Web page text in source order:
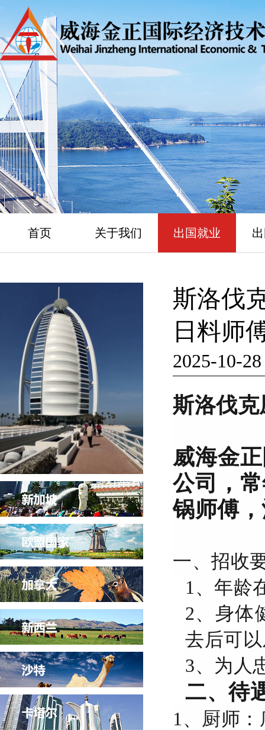
首页 关于我们 出国就业
斯洛伐
日料师
2025-10-28
斯洛伐
威海金
公司，常
锅师傅
一、招收
1、年龄
2、身体
去后可
3、为人
二、待
1、厨师